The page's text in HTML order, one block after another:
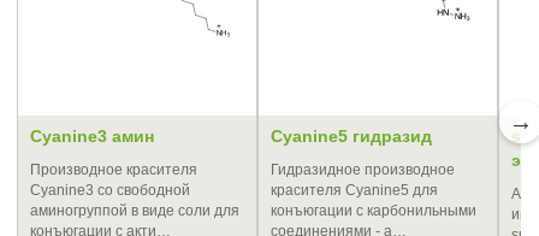
Cyanine3 амин
Производное красителя
Cyanine3 со свободной
аминогруппой в виде соли для
конъюгации с акти…
Cyanine5 гидразид
Гидразидное производное
красителя Cyanine5 для
конъюгации с карбонильными
соединениями - а…
→